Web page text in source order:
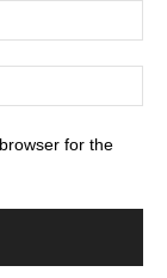
for the